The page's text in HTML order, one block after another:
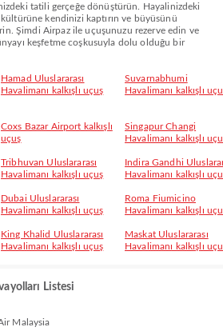
tatili gerçeğe dönüştürün. Hayalinizdeki
kendinizi kaptırın ve büyüsünü
Şimdi Airpaz ile uçuşunuzu rezerve edin ve
keşfetme coşkusuyla dolu olduğu bir
Hamad Uluslararası
Havalimanı kalkışlı uçuş
Suvarnabhumi
Havalimanı kalkışlı
Coxs Bazar Airport kalkışlı
uçuş
Singapur Changi
Havalimanı kalkışlı
Tribhuvan Uluslararası
Havalimanı kalkışlı uçuş
Indira Gandhi
Havalimanı kalkışlı
Dubai Uluslararası
Havalimanı kalkışlı uçuş
Roma Fiumicino
Havalimanı kalkışlı
King Khalid Uluslararası
Havalimanı kalkışlı uçuş
Maskat Uluslararası
Havalimanı kalkışlı
Listesi
Malaysia